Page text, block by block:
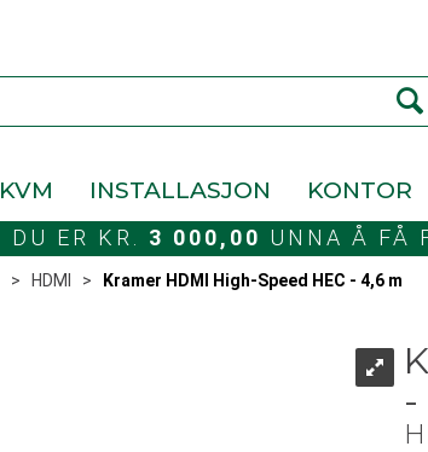
KVM INSTALLASJON KONTOR
DU ER KR. 3 000,00 UNNA Å FÅ
> HDMI > Kramer HDMI High-Speed HEC - 4,6 m
-